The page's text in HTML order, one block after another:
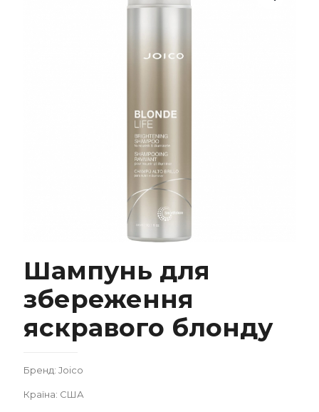
Шампунь для
збереження
яскравого блонду
Бренд: Joico
Країна: США
Шампунь для збереження яскравого блонду